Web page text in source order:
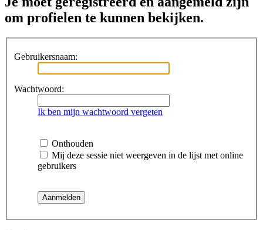
om profielen te kunnen bekijken.
Gebruikersnaam:
Wachtwoord:
Ik ben mijn wachtwoord vergeten
Onthouden
Mij deze sessie niet weergeven in de lijst met online
gebruikers